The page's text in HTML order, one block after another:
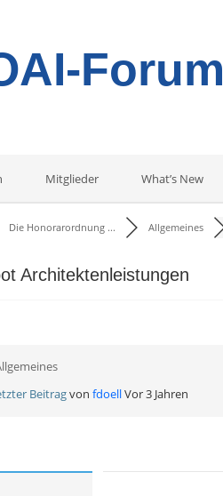
Forum
Mitglieder What’s New
Die Honorarordnung ... Allgemeines
Architektenleistungen
Beitragvon fdoellVor 3 Jahren